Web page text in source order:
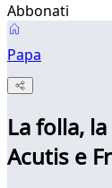
Abbonati
Papa
La folla,
Acutis e